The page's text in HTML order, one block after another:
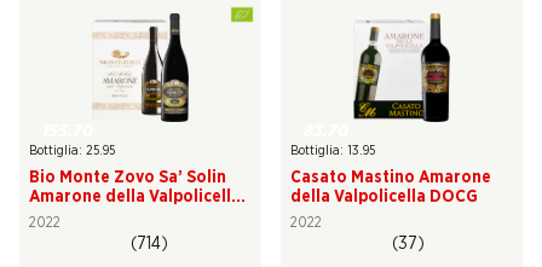
Bottiglia: 25.95
Bio Monte Zovo Sa’ Solin
Amarone della Valpolicella
DOCG
2022
(714)
Bottiglia: 13.95
Casato Mastino Amarone
della Valpolicella DOCG
2022
(37)